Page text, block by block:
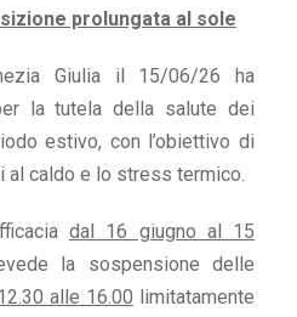
prolungata al sole
Giulia il 15/06/26 ha
la tutela della salute dei
estivo, con l’obiettivo di
al caldo e lo stress termico.
dal 16 giugno al 15
la sospensione delle
alle 16.00 limitatamente